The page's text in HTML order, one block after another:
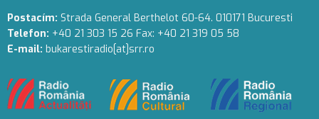
Postacím: Strada General Berthelot 60-64. 010171 Bucuresti
Telefon: +40 21 303 15 26 Fax: +40 21 319 05 58
E-mail: bukarestiradio[at]srr.ro